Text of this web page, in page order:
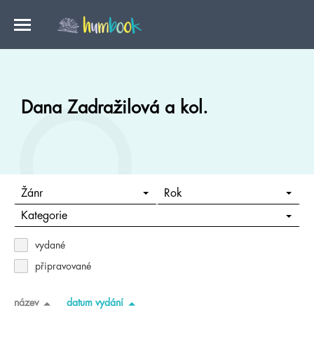
Dana Zadražilová a kol.
Žánr Rok
Kategorie
vydané
připravované
název datum vydání